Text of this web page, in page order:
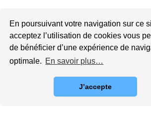
En poursuivant votre navigation sur ce
acceptez l’utilisation de cookies vous
de bénéficier d’une expérience de
optimale. En savoir plus…
J’accepte